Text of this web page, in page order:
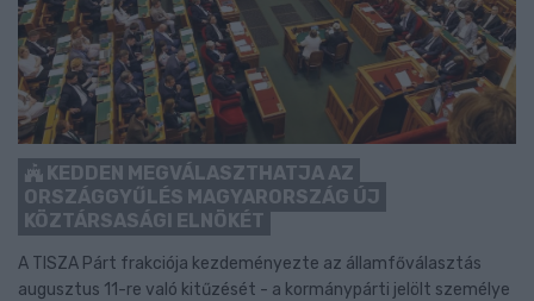
KEDDEN MEGVÁLASZTHATJA AZ
ORSZÁGGYŰLÉS MAGYARORSZÁG ÚJ
KÖZTÁRSASÁGI ELNÖKÉT
A TISZA Párt frakciója kezdeményezte az államfőválasztás
augusztus 11-re való kitűzését - a kormánypárti jelölt személye